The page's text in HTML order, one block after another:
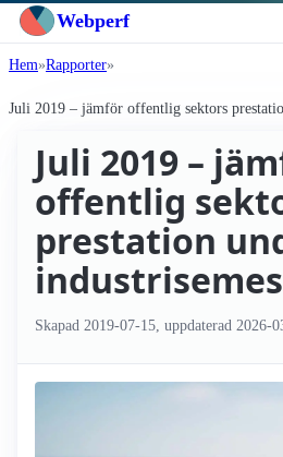
Webperf
Hem Rapporter
Juli 2019 – jämför offentlig sektors
Juli 2019 –
offentlig
prestation
Skapad 2019-07-15 , uppdaterad 2026-